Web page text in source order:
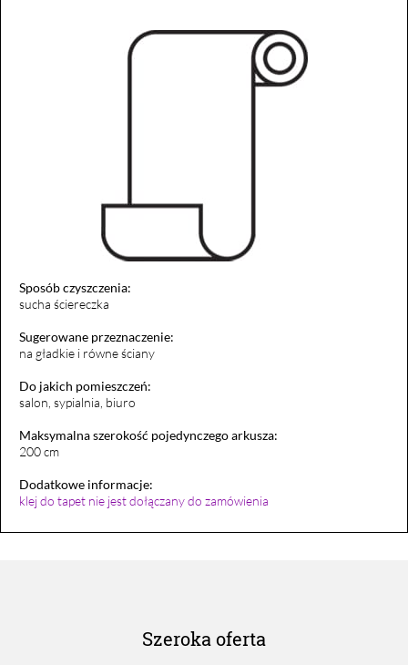
Sposób czyszczenia:
sucha ściereczka
Sugerowane przeznaczenie:
na gładkie i równe ściany
Do jakich pomieszczeń:
salon, sypialnia, biuro
Maksymalna szerokość pojedynczego arkusza:
200 cm
Dodatkowe informacje:
klej do tapet nie jest dołączany do zamówienia
Szeroka oferta